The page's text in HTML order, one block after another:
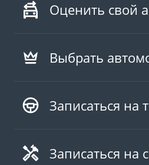
Оценить свой
Выбрать
Записаться на
Записаться на